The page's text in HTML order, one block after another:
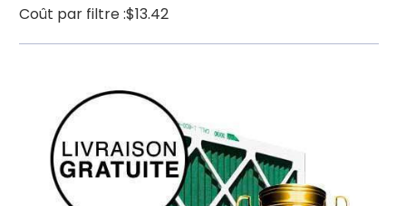
Coût par filtre :$13.42